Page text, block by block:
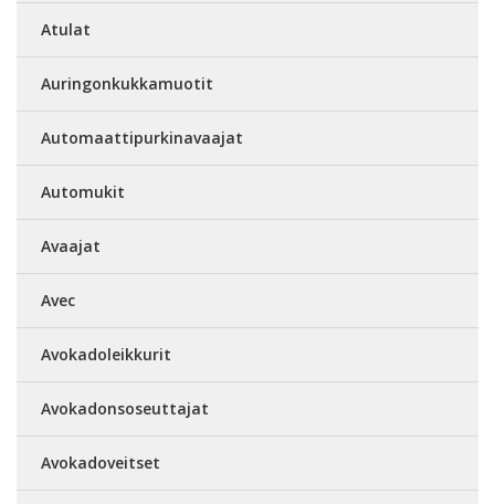
Atulat
Auringonkukkamuotit
Automaattipurkinavaajat
Automukit
Avaajat
Avec
Avokadoleikkurit
Avokadonsoseuttajat
Avokadoveitset